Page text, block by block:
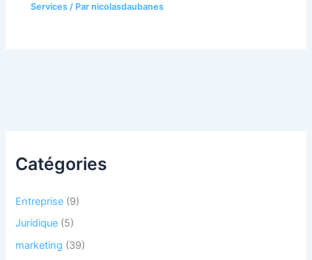
Services / Parnicolasdaubanes
Catégories
Entreprise (9)
Juridique (5)
marketing (39)